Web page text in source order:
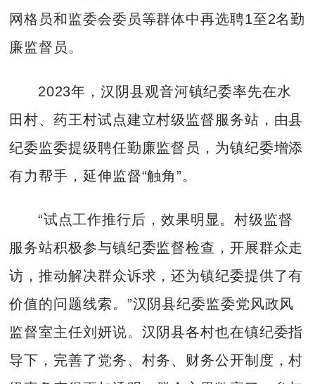
网格员和监委会委员等群体中再选聘1至2名勤
廉监督员。
2023年，汉阴县观音河镇纪委率先在水
田村、药王村试点建立村级监督服务站，由县
纪委监委提级聘任勤廉监督员，为镇纪委增添
有力帮手，延伸监督“触角”。
“试点工作推行后，效果明显。村级监督
服务站积极参与镇纪委监督检查，开展群众走
访，推动解决群众诉求，还为镇纪委提供了有
价值的问题线索。”汉阴县纪委监委党风政风
监督室主任刘妍说。汉阴县各村也在镇纪委指
导下，完善了党务、村务、财务公开制度，村